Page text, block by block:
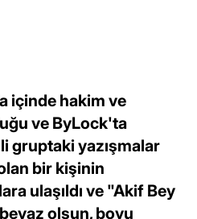
içinde hakim ve
ve ByLock'ta
gruptaki yazışmalar
bir kişinin
ulaşıldı ve "Akif Bey
olsun, boyu